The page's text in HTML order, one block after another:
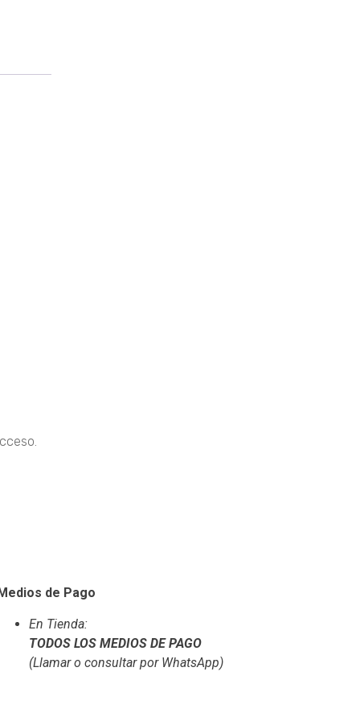
Medios de Pago
En Tienda:
TODOS LOS MEDIOS DE PAGO
(Llamar o consultar por WhatsApp)